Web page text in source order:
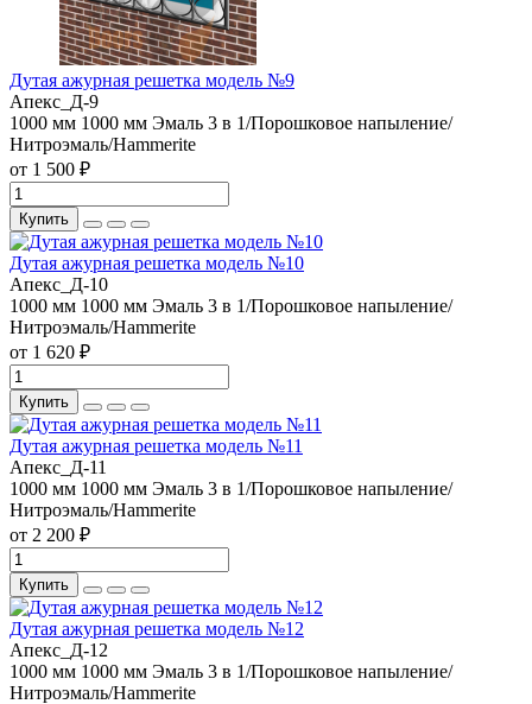
Дутая ажурная решетка модель №9
Апекс_Д-9
1000 мм 1000 мм Эмаль 3 в 1/Порошковое напыление/
Нитроэмаль/Hammerite
от 1 500 ₽
Купить
Дутая ажурная решетка модель №10
Апекс_Д-10
1000 мм 1000 мм Эмаль 3 в 1/Порошковое напыление/
Нитроэмаль/Hammerite
от 1 620 ₽
Купить
Дутая ажурная решетка модель №11
Апекс_Д-11
1000 мм 1000 мм Эмаль 3 в 1/Порошковое напыление/
Нитроэмаль/Hammerite
от 2 200 ₽
Купить
Дутая ажурная решетка модель №12
Апекс_Д-12
1000 мм 1000 мм Эмаль 3 в 1/Порошковое напыление/
Нитроэмаль/Hammerite